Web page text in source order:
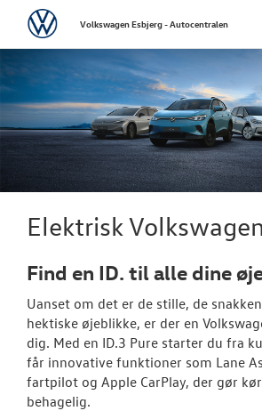
VolkswagenVolkswagen Esbjerg - Autocentralen
Elektrisk
Find en ID. til alle dine
Uanset om det er de stille, de
hektiske øjeblikke, er der en
dig. Med en ID.3 Pure starter du fra
får innovative funktioner som Lane
fartpilot og Apple CarPlay, der gør
behagelig.